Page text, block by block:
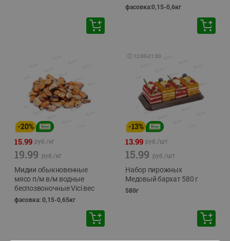
фасовка:0,15-0,6кг
-20%
15.99 руб./кг
19.99 руб./кг
Мидии обыкновенные
мясо п/м в/м водные
беспозвоночные Vici вес
фасовка: 0,15-0,65кг
🕘 12:00-21:00
-13%
13.99 руб./шт
15.99 руб./шт
Набор пирожных
Медовый бархат 580 г
580г